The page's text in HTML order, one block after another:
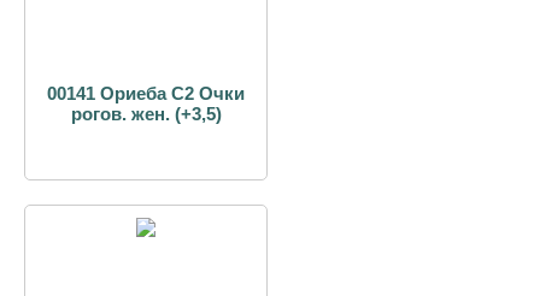
00141 Ориеба С2 Очки
рогов. жен. (+3,5)